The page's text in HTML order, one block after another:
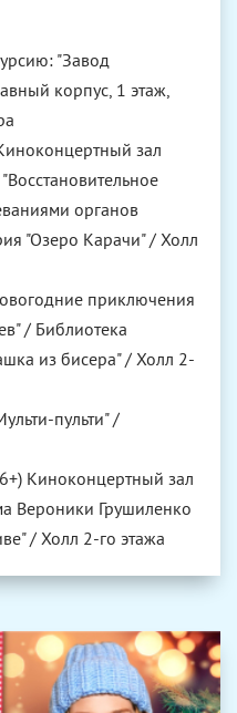
"Завод
корпус, 1 этаж,
зал
органов
"Озеро Карачи" / Холл
приключения
/ Библиотека
из бисера" / Холл 2-
пульти" /
Киноконцертный зал
Вероники Грушиленко
/ Холл 2-го этажа